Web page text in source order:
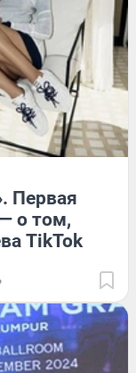
Первая
о том,
TikTok